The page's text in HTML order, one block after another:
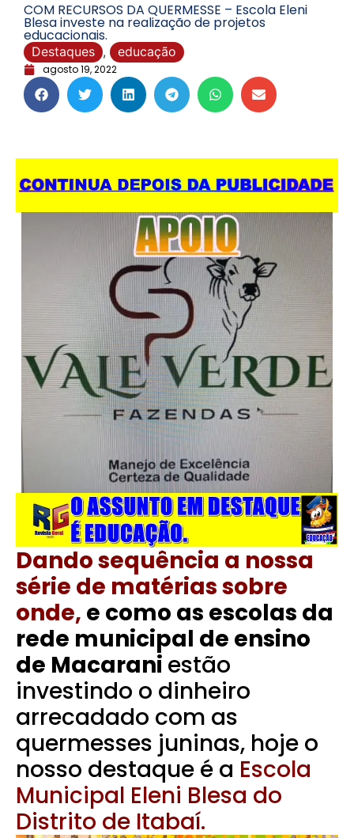
COM RECURSOS DA QUERMESSE – Escola Eleni
Blesa investe na realização de projetos
educacionais.
Destaques , educação
agosto 19, 2022
Dando sequência a nossa
série de matérias sobre
onde, e como as escolas da
rede municipal de ensino
de Macarani estão
investindo o dinheiro
arrecadado com as
quermesses juninas, hoje o
nosso destaque é a Escola
Municipal Eleni Blesa do
Distrito de Itabaí.